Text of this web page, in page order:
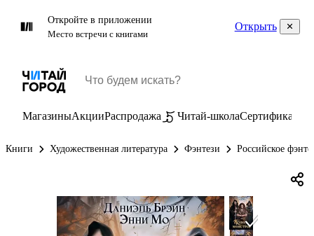
Откройте в приложении
Место встречи с книгами
Открыть
МагазиныАкцииРаспродажа Читай-школаСертификаты
Книги Художественная литература Фэнтези Российское